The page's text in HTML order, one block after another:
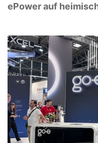
ePower auf